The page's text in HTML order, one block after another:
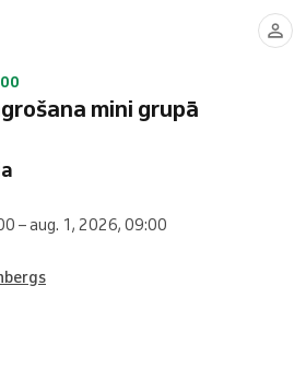
mini grupā
– aug. 1, 2026, 09:00